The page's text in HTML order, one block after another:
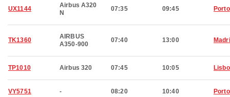
UX1144
Airbus A320
N
07:35 09:45 Porto
TK1360
AIRBUS
A350-900
07:40 13:00
TP1010 Airbus 320 07:45 10:05
VY5751 - 08:20 10:40 Porto